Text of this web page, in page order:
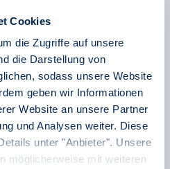
Cookies
die Zugriffe auf unsere
die Darstellung von
sodass unsere Website
geben wir Informationen
Website an unsere Partner
und Analysen weiter. Diese
unter "Anbieter". Unsere
möglicherweise mit weiteren
verkehrt verhört in die
spricht Moderator Jens
über das Arbeiten
mehr lesen